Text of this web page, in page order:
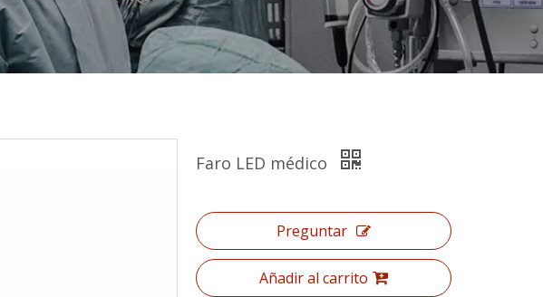
Faro LED médico
Preguntar
Añadir al carrito